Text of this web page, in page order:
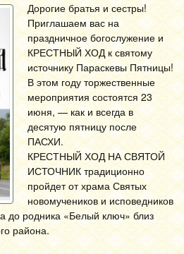
Дорогие братья и сестры!
Приглашаем вас на
праздничное богослужение и
КРЕСТНЫЙ ХОД к святому
источнику Параскевы Пятницы!
В этом году торжественные
мероприятия состоятся 23
июня, — как и всегда в
десятую пятницу после
ПАСХИ.
КРЕСТНЫЙ ХОД НА СВЯТОЙ
ИСТОЧНИК традиционно
пройдет от храма Святых
новомучеников и исповедников
до родника «Белый ключ» близ
района.